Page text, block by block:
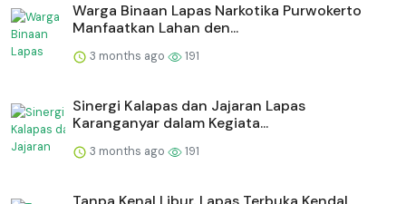
Warga Binaan Lapas Narkotika Purwokerto
Manfaatkan Lahan den...
3 months ago 191
⁠Sinergi Kalapas dan Jajaran Lapas
Karanganyar dalam Kegiata...
3 months ago 191